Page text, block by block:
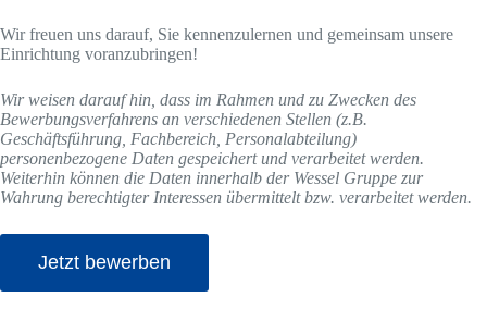
Wir freuen uns darauf, Sie kennenzulernen und gemeinsam unsere
Einrichtung voranzubringen!
Wir weisen darauf hin, dass im Rahmen und zu Zwecken des
Bewerbungsverfahrens an verschiedenen Stellen (z.B.
Geschäftsführung, Fachbereich, Personalabteilung)
personenbezogene Daten gespeichert und verarbeitet werden.
Weiterhin können die Daten innerhalb der Wessel Gruppe zur
Wahrung berechtigter Interessen übermittelt bzw. verarbeitet werden.